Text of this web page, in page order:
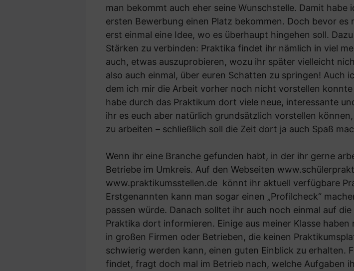
man bekommt auch eher seine Wunschstelle. Damit
ersten Bewerbung einen Platz bekommen. Doch bevor
erst einmal eine Idee, wo es überhaupt hingehen soll.
Stärken zu verbinden: Praktika findet ihr nämlich in viel
auch, etwas auszuprobieren, wozu ihr später vielleicht
also auch einmal, über euren Schatten zu springen! Auch
dem ich mir die Arbeit vorher noch nicht vorstellen
habe durch das Praktikum dort viele neue, interessante
ihr es euch aber natürlich grundsätzlich vorstellen
zu arbeiten – schließlich soll die Zeit dort ja auch Spaß
Wenn ihr eine Branche gefunden habt, in der ihr gerne
Betriebe im Umkreis. Auf den Webseiten
www.praktikumsstellen.de könnt ihr aktuell verfügbare
Erstgenannten kann man sogar einen „Profilcheck“
passen würde. Danach solltet ihr auch noch einmal auf
Praktika dort informieren. Einige aus meiner Klasse
in großen Firmen oder Betrieben, die keinen
schwierig werden kann, einen guten Einblick zu erhalten.
findet, fragt doch mal im Betrieb nach, welche Aufgaben